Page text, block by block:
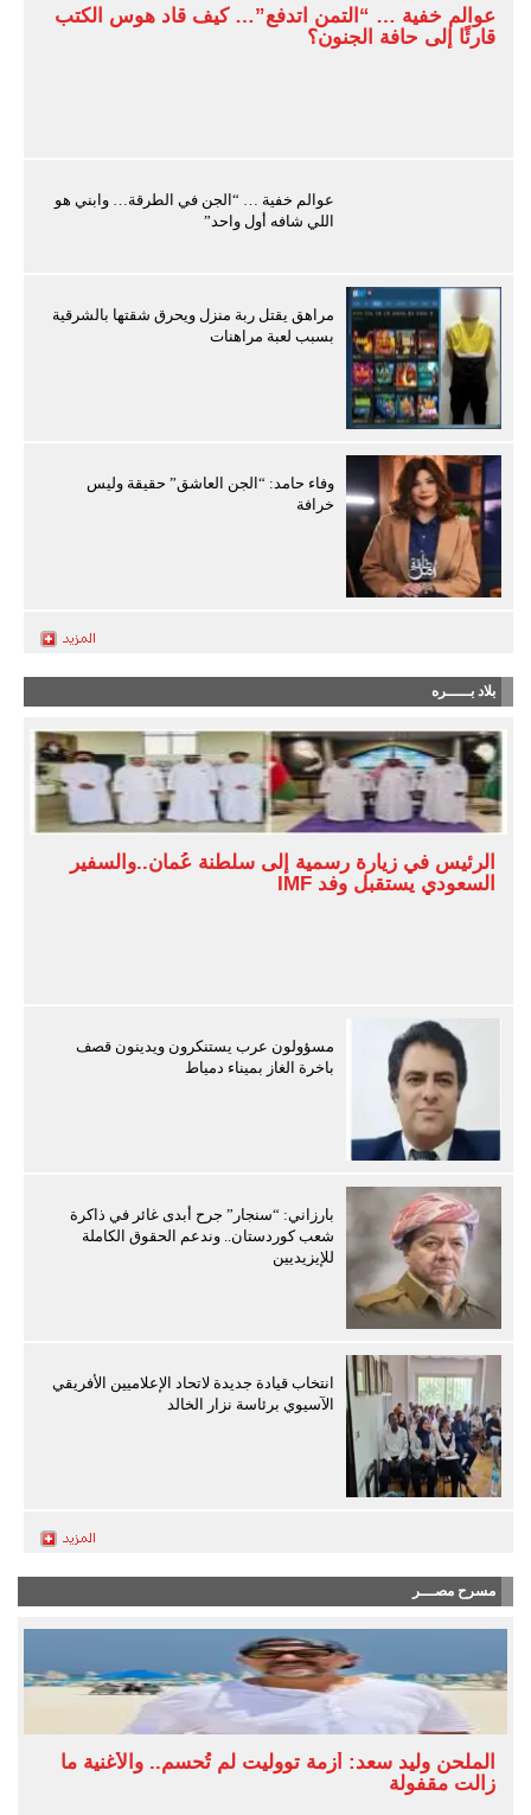
عوالم خفية … “التمن اتدفع”… كيف قاد هوس الكتب
قارئًا إلى حافة الجنون؟
عوالم خفية … “الجن في الطرقة… وابني هو
اللي شافه أول واحد”
مراهق يقتل ربة منزل ويحرق شقتها بالشرقية
بسبب لعبة مراهنات
وفاء حامد: “الجن العاشق” حقيقة وليس
خرافة
بلاد بـــــره
الرئيس في زيارة رسمية إلى سلطنة عُمان..والسفير
السعودي يستقبل وفد IMF
مسؤولون عرب يستنكرون ويدينون قصف
باخرة الغاز بميناء دمياط
بارزاني: “سنجار” جرح أبدى غائر في ذاكرة
شعب كوردستان.. وندعم الحقوق الكاملة
للإيزيديين
انتخاب قيادة جديدة لاتحاد الإعلاميين الأفريقي
الآسيوي برئاسة نزار الخالد
مسرح مصـــر
الملحن وليد سعد: أزمة تووليت لم تُحسم.. والأغنية ما
زالت مقفولة